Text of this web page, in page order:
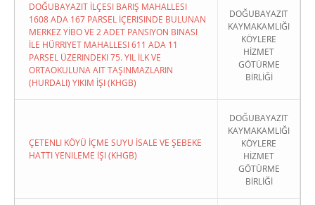
DOĞUBAYAZIT İLÇESI BARIŞ MAHALLESI
1608 ADA 167 PARSEL İÇERISINDE BULUNAN
MERKEZ YİBO VE 2 ADET PANSIYON BINASI
İLE HÜRRIYET MAHALLESI 611 ADA 11
PARSEL ÜZERINDEKI 75. YIL İLK VE
ORTAOKULUNA AIT TAŞINMAZLARIN
(HURDALI) YIKIM İŞI (KHGB)
DOĞUBAYAZIT
KAYMAKAMLIĞI
KÖYLERE
HİZMET
GÖTÜRME
BİRLİĞİ
ÇETENLI KÖYÜ İÇME SUYU İSALE VE ŞEBEKE
HATTI YENILEME İŞI (KHGB)
DOĞUBAYAZIT
KAYMAKAMLIĞI
KÖYLERE
HİZMET
GÖTÜRME
BİRLİĞİ